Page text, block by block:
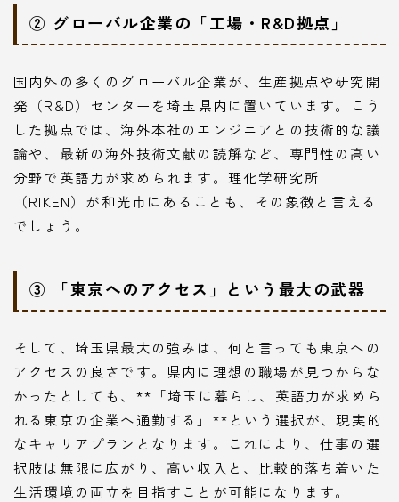
② グローバル企業の「工場・R&D拠点」
国内外の多くのグローバル企業が、生産拠点や研究開
発（R&D）センターを埼玉県内に置いています。こう
した拠点では、海外本社のエンジニアとの技術的な議
論や、最新の海外技術文献の読解など、専門性の高い
分野で英語力が求められます。理化学研究所
（RIKEN）が和光市にあることも、その象徴と言える
でしょう。
③ 「東京へのアクセス」という最大の武器
そして、埼玉県最大の強みは、何と言っても東京への
アクセスの良さです。県内に理想の職場が見つからな
かったとしても、**「埼玉に暮らし、英語力が求めら
れる東京の企業へ通勤する」**という選択が、現実的
なキャリアプランとなります。これにより、仕事の選
択肢は無限に広がり、高い収入と、比較的落ち着いた
生活環境の両立を目指すことが可能になります。